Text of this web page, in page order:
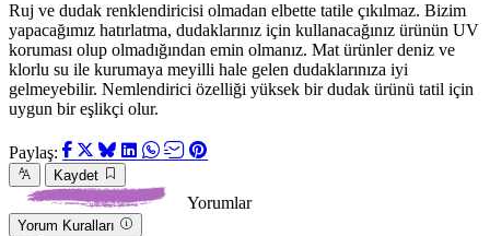
Ruj ve dudak renklendiricisi olmadan elbette tatile çıkılmaz. Bizim
yapacağımız hatırlatma, dudaklarınız için kullanacağınız ürünün UV
koruması olup olmadığından emin olmanız. Mat ürünler deniz ve
klorlu su ile kurumaya meyilli hale gelen dudaklarınıza iyi
gelmeyebilir. Nemlendirici özelliği yüksek bir dudak ürünü tatil için
uygun bir eşlikçi olur.
Paylaş:
Kaydet
Yorumlar
Yorum Kuralları